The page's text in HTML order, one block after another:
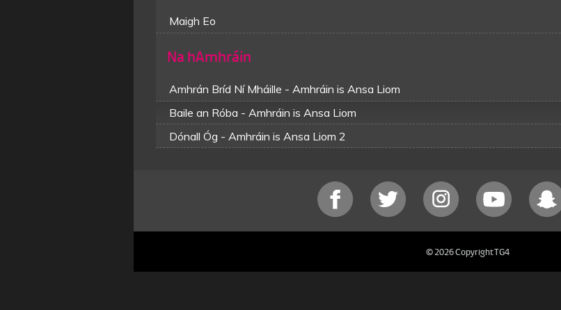
Maigh Eo
Na hAmhráin
Amhrán Bríd Ní Mháille - Amhráin is Ansa Liom
Baile an Róba - Amhráin is Ansa Liom
Dónall Óg - Amhráin is Ansa Liom 2
© 2026 Copyright TG4